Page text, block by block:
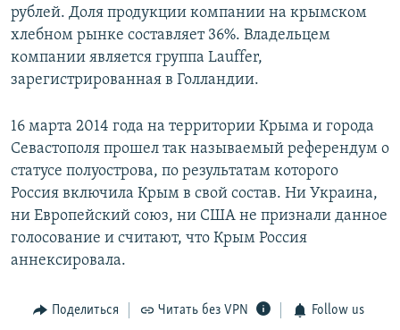
рублей. Доля продукции компании на крымском
хлебном рынке составляет 36%. Владельцем
компании является группа Lauffer,
зарегистрированная в Голландии.
16 марта 2014 года на территории Крыма и города
Севастополя прошел так называемый референдум о
статусе полуострова, по результатам которого
Россия включила Крым в свой состав. Ни Украина,
ни Европейский союз, ни США не признали данное
голосование и считают, что Крым Россия
аннексировала.
Поделиться Читать без VPN Follow us